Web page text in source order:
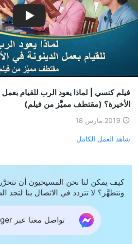
فيلم كنسي | لماذا يعود الرب للقيام بعمل
الأخيرة؟ (مقتطف مميَّز من فيلم)
2019 مارس 18
شاهد العمل الكامل
كيف يمكن لنا نحن المسيحيون أن
ونتطهَّر؟ لا تتردد في الاتصال بنا لتجد
تواصل معنا عبر Messenger